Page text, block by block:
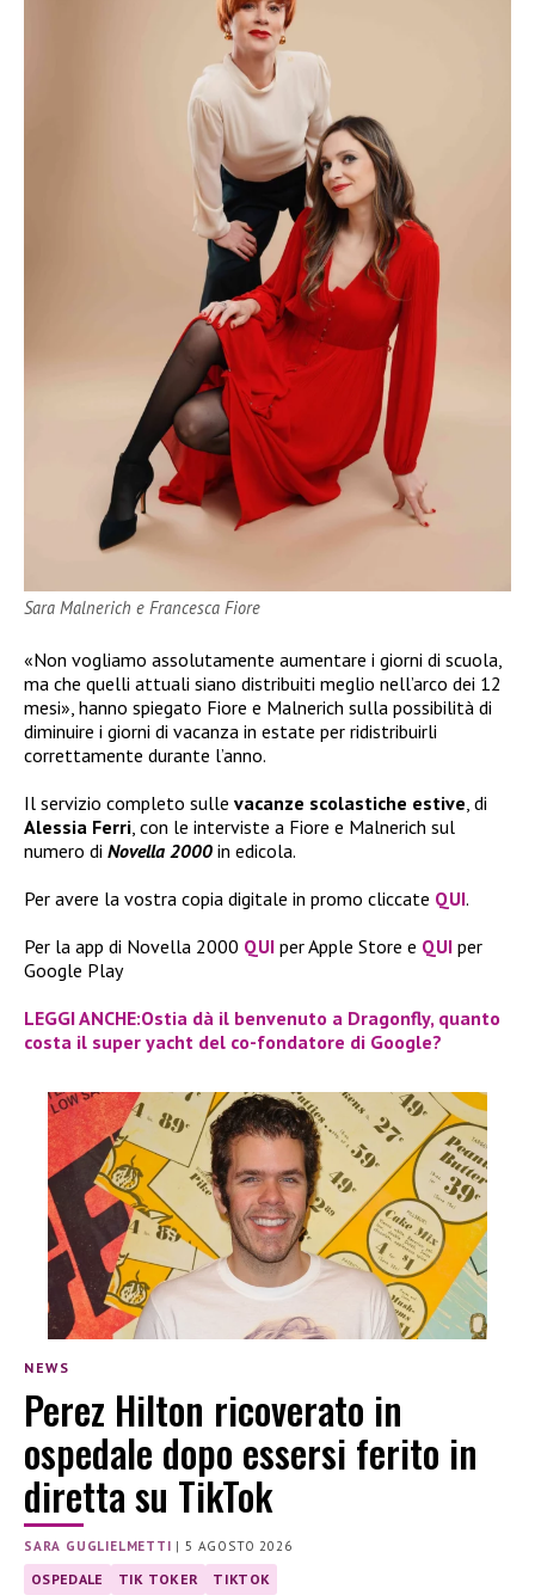
Sara Malnerich e Francesca Fiore
«Non vogliamo assolutamente aumentare i giorni di scuola,
ma che quelli attuali siano distribuiti meglio nell’arco dei 12
mesi», hanno spiegato Fiore e Malnerich sulla possibilità di
diminuire i giorni di vacanza in estate per ridistribuirli
correttamente durante l’anno.
Il servizio completo sulle vacanze scolastiche estive, di
Alessia Ferri, con le interviste a Fiore e Malnerich sul
numero di Novella 2000 in edicola.
Per avere la vostra copia digitale in promo cliccate QUI.
Per la app di Novella 2000 QUI per Apple Store e QUI per
Google Play
LEGGI ANCHE:Ostia dà il benvenuto a Dragonfly, quanto
costa il super yacht del co-fondatore di Google?
NEWS
Perez Hilton ricoverato in
ospedale dopo essersi ferito in
diretta su TikTok
SARA GUGLIELMETTI | 5 AGOSTO 2026
OSPEDALE TIK TOKER TIKTOK